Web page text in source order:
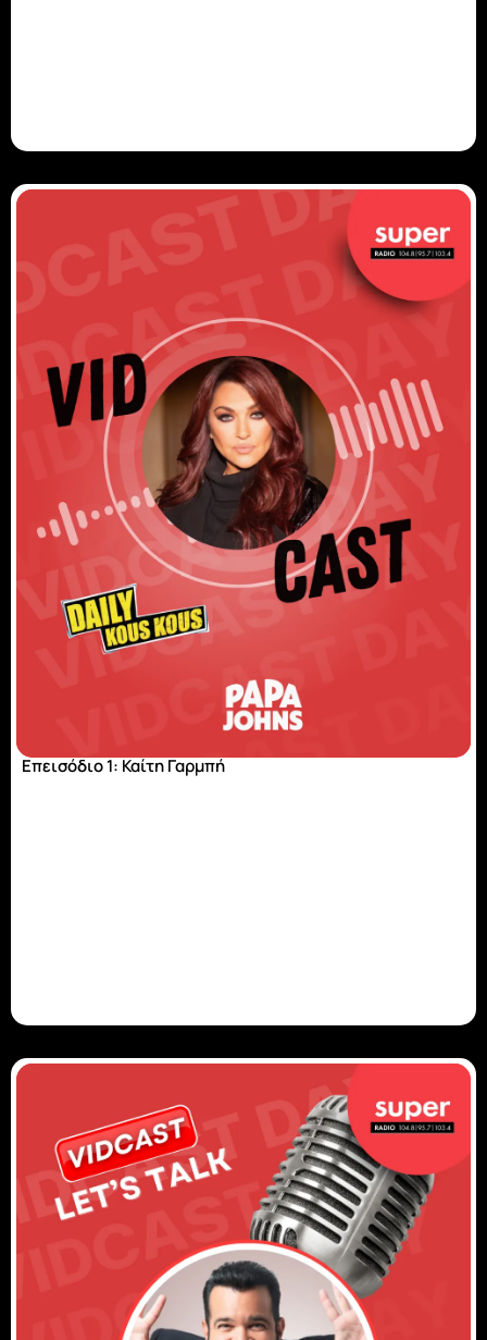
Eπεισόδιο 1: Καίτη Γαρμπή